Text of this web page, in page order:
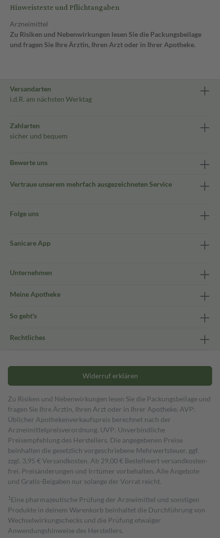
Hinweistexte und Pflichtangaben
Arzneimittel
Zu Risiken und Nebenwirkungen lesen Sie die Packungsbeilage
und fragen Sie Ihre Ärztin, Ihren Arzt oder in Ihrer Apotheke.
Versandarten
i.d.R. am nächsten Werktag
Zahlarten
sicher und bequem
Bewerte uns
Vertraue unserem mehrfach ausgezeichneten Service
Folge uns
Sanicare App
Unternehmen
Meine Apotheke
So geht's
Rechtliches
Widerruf erklären
Zu Risiken und Nebenwirkungen lesen Sie die Packungsbeilage und
fragen Sie Ihre Ärztin, Ihren Arzt oder in Ihrer Apotheke. AVP:
Üblicher Apothekenverkaufspreis berechnet nach der
Arzneimittelpreisverordnung. UVP: Unverbindliche
Preisempfehlung des Herstellers. Die angegebenen Preise
beinhalten die gesetzlich vorgeschriebene Mehrwertsteuer, ggf.
zzgl. 3,95 € Versandkosten. Ab 29,00 € Bestell­wert versand­kosten­
frei. Preisänderungen und Irrtümer vorbehalten. Alle Angebote
und Gratis-Beigaben nur solange der Vorrat reicht.
1 Eine pharmazeutische Prüfung der Arzneimittel und sonstigen
Produkte in deinem Warenkorb beinhaltet die Durchführung von
Wechselwirkungschecks und die Prüfung etwaiger
Anwendungshinweise des Herstellers.